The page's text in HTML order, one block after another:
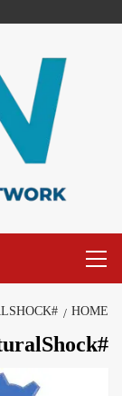
HOME
#CULTURALSHOCK
#CulturalShock